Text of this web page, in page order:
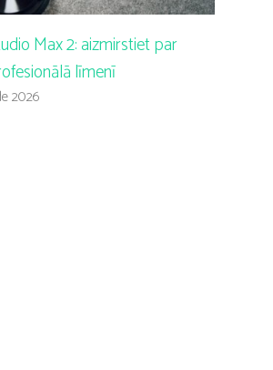
Max 2: aizmirstiet par
līmenī
2026